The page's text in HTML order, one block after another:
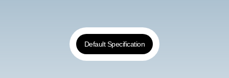
Default Specification